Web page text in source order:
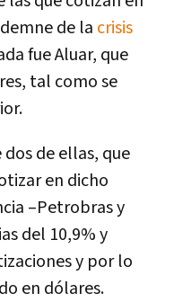
de la crisis
fue Aluar, que
tal como se
de ellas, que
en dicho
–Petrobras y
del 10,9% y
y por lo
en dólares.